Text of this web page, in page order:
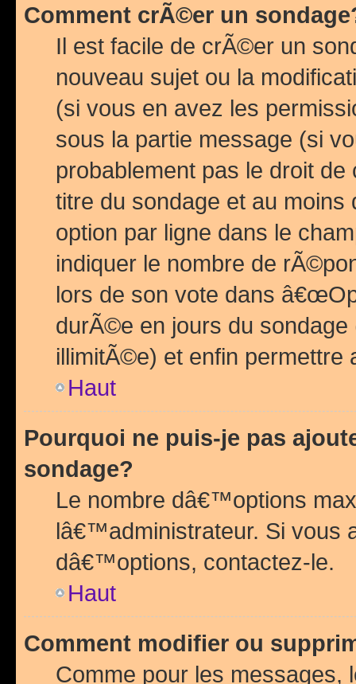
Comment crÃ©er un
Il est facile de crÃ©er un
nouveau sujet ou la
(si vous en avez les
sous la partie message (si
probablement pas le droit
titre du sondage et au
option par ligne dans le
indiquer le nombre de
lors de son vote dans
durÃ©e en jours du
illimitÃ©e) et enfin permettre
Haut
Pourquoi ne puis-je pas
sondage?
Le nombre dâ€™options
lâ€™administrateur. Si vous
dâ€™options, contactez-le.
Haut
Comment modifier ou
Comme pour les messages,